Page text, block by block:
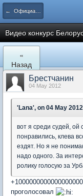
← Официальные клубные мероприятия
Видео конкурс
«
Назад
Брестчанин
04 May 2012
'Lana', on 04 May
вот я среди судей, ой
понравились, клева
ездят. Но я не
надо одного. За
ролику голосую за
проголосовал